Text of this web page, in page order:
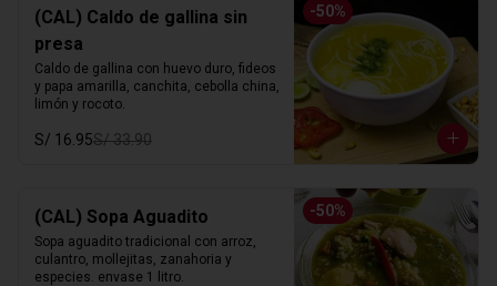
-50%
(CAL) Caldo de gallina sin
presa
Caldo de gallina con huevo duro, fideos
y papa amarilla, canchita, cebolla china,
limón y rocoto.
S/ 16.95S/ 33.90
-50%
(CAL) Sopa Aguadito
Sopa aguadito tradicional con arroz,
culantro, mollejitas, zanahoria y
especies. envase 1 litro.